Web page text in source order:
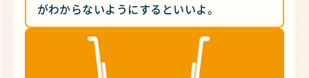
がわからないようにするといいよ。